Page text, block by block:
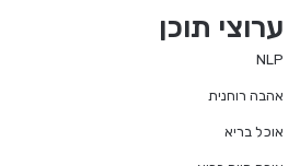
ערוצי תוכן
NLP
אהבה רוחנית
אוכל בריא